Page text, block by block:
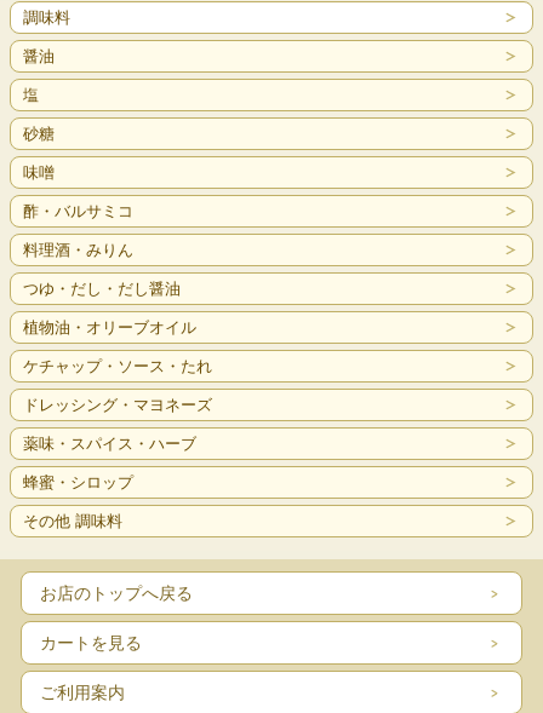
調味料
醤油
塩
砂糖
味噌
酢・バルサミコ
料理酒・みりん
つゆ・だし・だし醤油
植物油・オリーブオイル
ケチャップ・ソース・たれ
ドレッシング・マヨネーズ
薬味・スパイス・ハーブ
蜂蜜・シロップ
その他 調味料
お店のトップへ戻る
カートを見る
ご利用案内